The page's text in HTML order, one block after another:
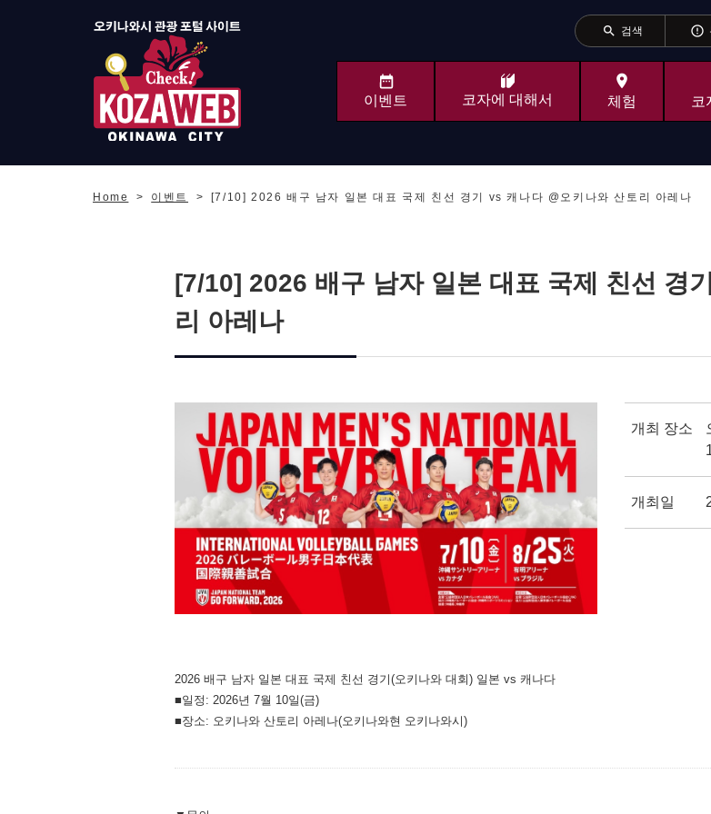
search 검색 error_outline
이벤트 코자에 대해서
place
체험 코
Home 이벤트 [7/10] 2026 배구 남자 일본 대표 국제 친선 경기 vs 캐나다 @오키나와 산토리 아레나
[7/10] 2026 배구 남자 일본 대표 국제 친선 경
리 아레나
개최 장소
개최일
2026 배구 남자 일본 대표 국제 친선 경기(오키나와 대회) 일본 vs 캐나다
■일정: 2026년 7월 10일(금)
■장소: 오키나와 산토리 아레나(오키나와현 오키나와시)